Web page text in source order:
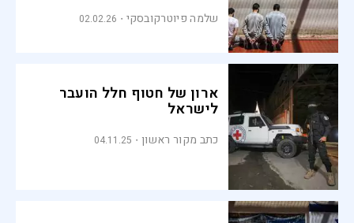
שלמה פיוטרקובסקי 02.02.26
ארון של חטוף חלל הועבר
לישראל
כתב מקור ראשון 04.11.25